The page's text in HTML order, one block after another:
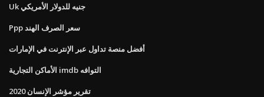
Uk جنيه للدولار الأمريكي
Ppp سعر الصرف الهند
أفضل منصة تداول عبر الإنترنت في الإمارات
الأماكن التجارية imdb التوافه
تقرير مؤشر الإنسان 2020